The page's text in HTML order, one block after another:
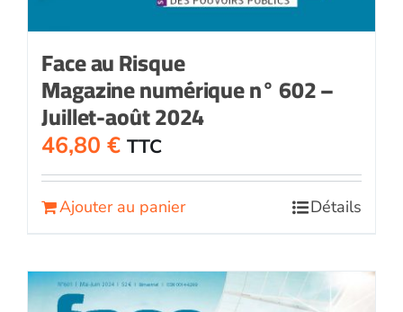
Face au Risque
Magazine numérique n° 602 –
Juillet-août 2024
46,80 € TTC
Ajouter au panier Détails